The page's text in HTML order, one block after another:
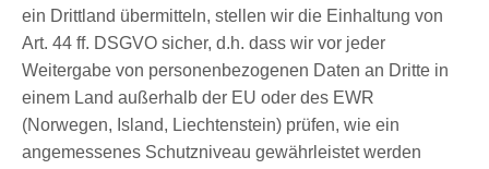
ein Drittland übermitteln, stellen wir die Einhaltung von
Art. 44 ff. DSGVO sicher, d.h. dass wir vor jeder
Weitergabe von personenbezogenen Daten an Dritte in
einem Land außerhalb der EU oder des EWR
(Norwegen, Island, Liechtenstein) prüfen, wie ein
angemessenes Schutzniveau gewährleistet werden